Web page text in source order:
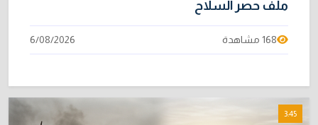
ملف حصر السلاح
168 مشاهدة 6/08/2026
3:45